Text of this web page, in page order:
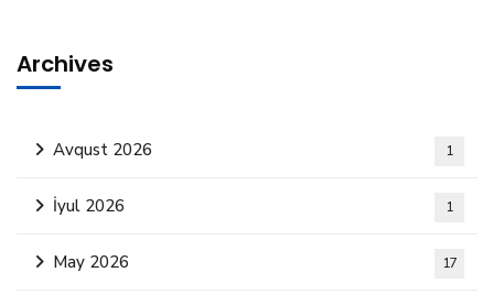
Archives
Avqust 2026 1
İyul 2026 1
May 2026 17